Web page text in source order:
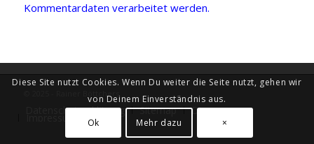
Kommentardaten verarbeitet werden.
© 2025 - Rainer Böttchers
Datenschutzerklärung Sitemap Diary
Diese Site nutzt Cookies. Wenn Du weiter die Seite nutzt, gehen wir
von Deinem Einverständnis aus.
Ok
Mehr dazu ×